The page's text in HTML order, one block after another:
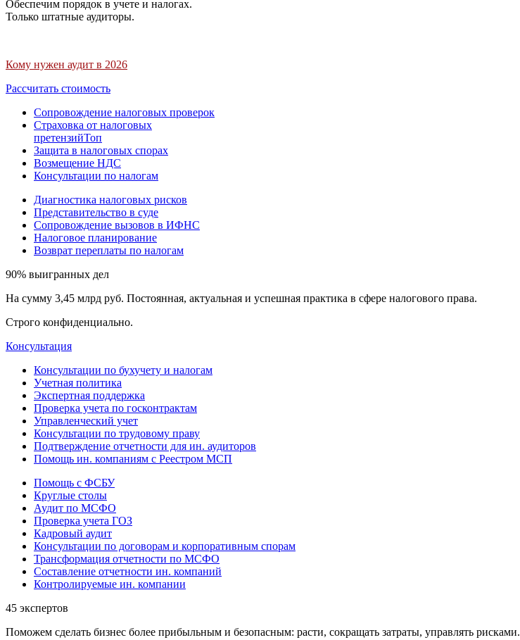
Обеспечим порядок в учете и налогах.
Только штатные аудиторы.
Кому нужен аудит в 2026
Рассчитать стоимость
Сопровождение налоговых проверок
Страховка от налоговых
претензийТоп
Защита в налоговых спорах
Возмещение НДС
Консультации по налогам
Диагностика налоговых рисков
Представительство в суде
Сопровождение вызовов в ИФНС
Налоговое планирование
Возврат переплаты по налогам
90% выигранных дел
На сумму 3,45 млрд руб. Постоянная, актуальная и успешная практика в сфере налогового права.
Строго конфиденциально.
Консультация
Консультации по бухучету и налогам
Учетная политика
Экспертная поддержка
Проверка учета по госконтрактам
Управленческий учет
Консультации по трудовому праву
Подтверждение отчетности для ин. аудиторов
Помощь ин. компаниям с Реестром МСП
Помощь с ФСБУ
Круглые столы
Аудит по МСФО
Проверка учета ГОЗ
Кадровый аудит
Консультации по договорам и корпоративным спорам
Трансформация отчетности по МСФО
Составление отчетности ин. компаний
Контролируемые ин. компании
45 экспертов
Поможем сделать бизнес более прибыльным и безопасным: расти, cокращать затраты, управлять рисками.